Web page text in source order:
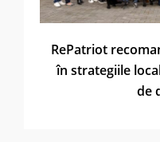
RePatriot
în strategiile
de